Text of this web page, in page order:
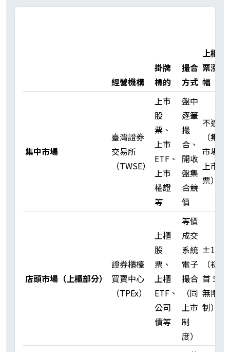
經營機構
掛牌
標的
撮合
方式
上櫃股
票漲跌
幅
集中市場
臺灣證券
交易所
（TWSE）
上市
股
票、
上市
ETF、
上市
權證
等
盤中
逐筆
撮
合、
開收
盤集
合競
價
不適用
（集中
市場為
上市股
票）
店頭市場（上櫃部分）
證券櫃檯
買賣中心
（TPEx）
上櫃
股
票、
上櫃
ETF、
公司
債等
等價
成交
系統
電子
撮合
（同
上市
制
度）
±10%
（初次
首 5 日
無限
制）